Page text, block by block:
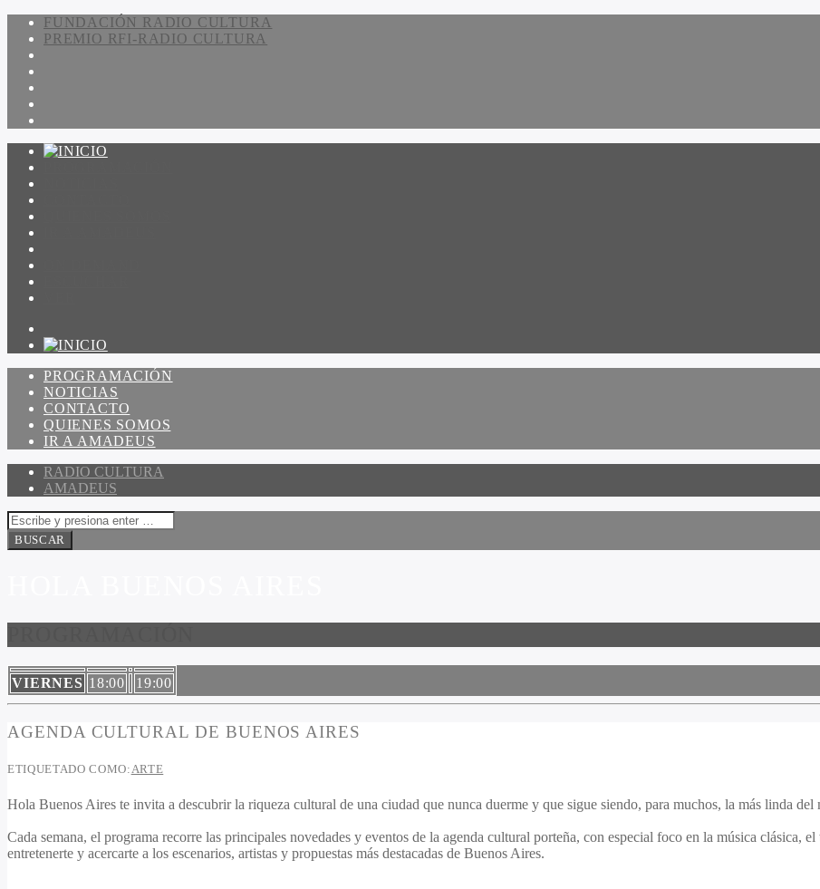
FUNDACIÓN RADIO CULTURA
PREMIO RFI-RADIO CULTURA
PROGRAMACIÓN
NOTICIAS
CONTACTO
QUIENES SOMOS
IR A AMADEUS
RADIO CULTURA
AMADEUS
VIERNES 18:00 19:00
AGENDA CULTURAL DE BUENOS AIRES
ETIQUETADO COMO: ARTE
Hola Buenos Aires te invita a descubrir la riqueza cultural de una ciudad que nunca duerme y que sigue siendo, para muchos, la más linda del
Cada semana, el programa recorre las principales novedades y eventos de la agenda cultural porteña, con especial foco en la música clásica,
entretenerte y acercarte a los escenarios, artistas y propuestas más destacadas de Buenos Aires.